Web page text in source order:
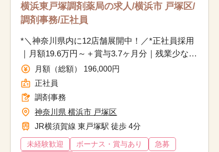
横浜東戸塚調剤薬局の求人/横浜市 戸塚区/
調剤事務/正社員
*＼神奈川県内に12店舗展開中！／*正社員採用
｜月額19.6万円～＋賞与3.7ヶ月分｜残業少なめ
｜退職金制度あり
月額（総額） 196,000円
正社員
調剤事務
神奈川県 横浜市 戸塚区
JR横須賀線 東戸塚駅 徒歩 4分
未経験歓迎 ボーナス・賞与あり
急募